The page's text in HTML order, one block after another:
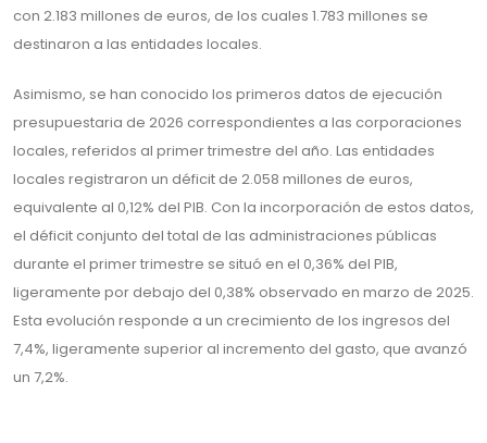
con 2.183 millones de euros, de los cuales 1.783 millones se
destinaron a las entidades locales.
Asimismo, se han conocido los primeros datos de ejecución
presupuestaria de 2026 correspondientes a las corporaciones
locales, referidos al primer trimestre del año. Las entidades
locales registraron un déficit de 2.058 millones de euros,
equivalente al 0,12% del PIB. Con la incorporación de estos datos,
el déficit conjunto del total de las administraciones públicas
durante el primer trimestre se situó en el 0,36% del PIB,
ligeramente por debajo del 0,38% observado en marzo de 2025.
Esta evolución responde a un crecimiento de los ingresos del
7,4%, ligeramente superior al incremento del gasto, que avanzó
un 7,2%.